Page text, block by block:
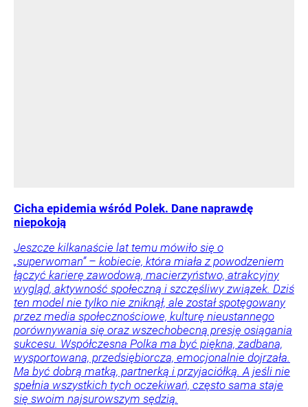
Cicha epidemia wśród Polek. Dane naprawdę
niepokoją
Jeszcze kilkanaście lat temu mówiło się o
„superwoman” – kobiecie, która miała z powodzeniem
łączyć karierę zawodową, macierzyństwo, atrakcyjny
wygląd, aktywność społeczną i szczęśliwy związek. Dziś
ten model nie tylko nie zniknął, ale został spotęgowany
przez media społecznościowe, kulturę nieustannego
porównywania się oraz wszechobecną presję osiągania
sukcesu. Współczesna Polka ma być piękna, zadbana,
wysportowana, przedsiębiorcza, emocjonalnie dojrzała.
Ma być dobrą matką, partnerką i przyjaciółką. A jeśli nie
spełnia wszystkich tych oczekiwań, często sama staje
się swoim najsurowszym sędzią.